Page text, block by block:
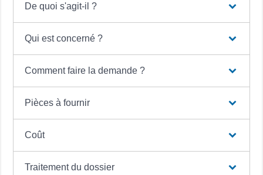
De quoi s'agit-il ?
Qui est concerné ?
Comment faire la demande ?
Pièces à fournir
Coût
Traitement du dossier